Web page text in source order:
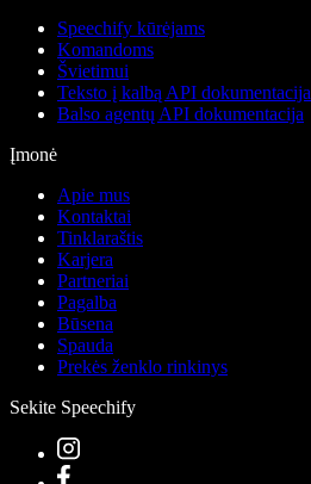
Speechify kūrėjams
Komandoms
Švietimui
Teksto į kalbą API dokumentacija
Balso agentų API dokumentacija
Įmonė
Apie mus
Kontaktai
Tinklaraštis
Karjera
Partneriai
Pagalba
Būsena
Spauda
Prekės ženklo rinkinys
Sekite Speechify